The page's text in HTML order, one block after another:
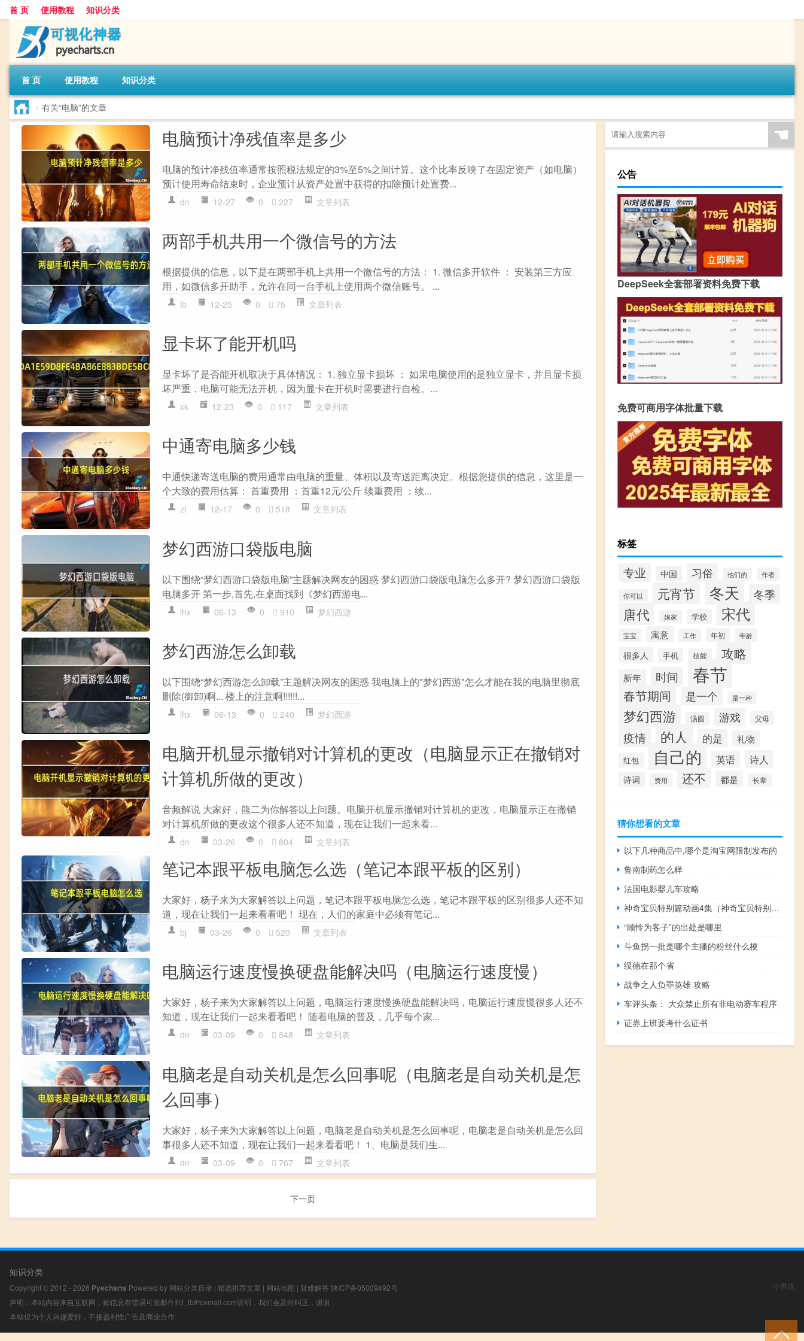
首 页 使用教程 知识分类
首 页 使用教程 知识分类
> 有关“电脑”的文章
电脑预计净残值率是多少
电脑的预计净残值率通常按照税法规定的3%至5%之间计算。这个比率反映了在固定资产（如电脑）
预计使用寿命结束时，企业预计从资产处置中获得的扣除预计处置费...
dn 12-27 0 227 文章列表
两部手机共用一个微信号的方法
根据提供的信息，以下是在两部手机上共用一个微信号的方法： 1. 微信多开软件 ： 安装第三方应
用，如微信多开助手，允许在同一台手机上使用两个微信账号。 ...
lb 12-25 0 75 文章列表
显卡坏了能开机吗
显卡坏了是否能开机取决于具体情况： 1. 独立显卡损坏 ： 如果电脑使用的是独立显卡，并且显卡损
坏严重，电脑可能无法开机，因为显卡在开机时需要进行自检。...
xk 12-23 0 117 文章列表
中通寄电脑多少钱
中通快递寄送电脑的费用通常由电脑的重量、体积以及寄送距离决定。根据您提供的信息，这里是一
个大致的费用估算： 首重费用 ：首重12元/公斤 续重费用 ：续...
zt 12-17 0 518 文章列表
梦幻西游口袋版电脑
以下围绕“梦幻西游口袋版电脑”主题解决网友的困惑 梦幻西游口袋版电脑怎么多开? 梦幻西游口袋版
电脑多开 第一步,首先,在桌面找到《梦幻西游电...
lhx 06-13 0 910 梦幻西游
梦幻西游怎么卸载
以下围绕“梦幻西游怎么卸载”主题解决网友的困惑 我电脑上的"梦幻西游"怎么才能在我的电脑里彻底
删除(御卸)啊... 楼上的注意啊!!!!!!...
lhx 06-13 0 240 梦幻西游
电脑开机显示撤销对计算机的更改（电脑显示正在撤销对
计算机所做的更改）
音频解说 大家好，熊二为你解答以上问题。电脑开机显示撤销对计算机的更改，电脑显示正在撤销
对计算机所做的更改这个很多人还不知道，现在让我们一起来看...
dn 03-26 0 804 文章列表
笔记本跟平板电脑怎么选（笔记本跟平板的区别）
大家好，杨子来为大家解答以上问题，笔记本跟平板电脑怎么选，笔记本跟平板的区别很多人还不知
道，现在让我们一起来看看吧！ 现在，人们的家庭中必须有笔记...
bj 03-26 0 520 文章列表
电脑运行速度慢换硬盘能解决吗（电脑运行速度慢）
大家好，杨子来为大家解答以上问题，电脑运行速度慢换硬盘能解决吗，电脑运行速度慢很多人还不
知道，现在让我们一起来看看吧！ 随着电脑的普及，几乎每个家...
dn 03-09 0 848 文章列表
电脑老是自动关机是怎么回事呢（电脑老是自动关机是怎
么回事）
大家好，杨子来为大家解答以上问题，电脑老是自动关机是怎么回事呢，电脑老是自动关机是怎么回
事很多人还不知道，现在让我们一起来看看吧！ 1、电脑是我们生...
dn 03-09 0 767 文章列表
下一页
☚
公告
DeepSeek全套部署资料免费下载
免费可商用字体批量下载
标签
专业 中国 习俗 他们的 作者
你可以 元宵节 冬天 冬季
唐代 娘家 学校 宋代
宝宝 寓意 工作 年初 年龄
很多人 手机 技能 攻略
新年 时间 春节
春节期间 是一个 是一种
梦幻西游 汤圆 游戏 父母
疫情 的人 的是 礼物
红包 自己的 英语 诗人
诗词 费用 还不 都是 长辈
猜你想看的文章
以下几种商品中,哪个是淘宝网限制发布的
鲁南制药怎么样
法国电影婴儿车攻略
神奇宝贝特别篇动画4集（神奇宝贝特别篇动画）
“顾怜为客子”的出处是哪里
斗鱼拐一批是哪个主播的粉丝什么梗
绥德在那个省
战争之人负罪英雄 攻略
车评头条： 大众禁止所有非电动赛车程序
证券上班要考什么证书
知识分类
Copyright © 2012 - 2026 Pyecharts Powered by 网站分类目录 | 精选推荐文章 | 网站地图 | 疑难解答 陕ICP备05009492号
声明：本站内容来自互联网，如信息有错误可发邮件到f_fb#foxmail.com说明，我们会及时纠正，谢谢
本站仅为个人兴趣爱好，不接盈利性广告及商业合作
小男孩